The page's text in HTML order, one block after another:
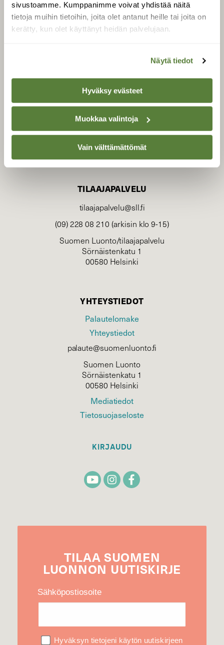
sivustoamme. Kumppanimme voivat yhdistää näitä
tietoja muihin tietoihin, joita olet antanut heille tai joita on
kerätty, kun olet käyttänyt heidän palvelujaan.
Näytä tiedot
Hyväksy evästeet
Muokkaa valintoja
Vain välttämättömät
SUOMEN LUONNON­
SUOJELU­LIITTO
Suomen Luonto -lehden
luonnonsuojelu­liitto.
TILAAJAPALVELU
tilaajapalvelu@sll.fi
(09) 228 08 210 (arkisin klo 9-15)
Suomen Luonto/tilaajapalvelu
Sörnäistenkatu 1
00580 Helsinki
YHTEYSTIEDOT
Palautelomake
Yhteystiedot
palaute@suomenluonto.fi
Suomen Luonto
Sörnäistenkatu 1
00580 Helsinki
Mediatiedot
Tietosuojaseloste
KIRJAUDU
TILAA SUOMEN
LUONNON UUTIS­KIRJE
Sähköpostiosoite
Hyväksyn tietojeni käytön uutiskirjeen